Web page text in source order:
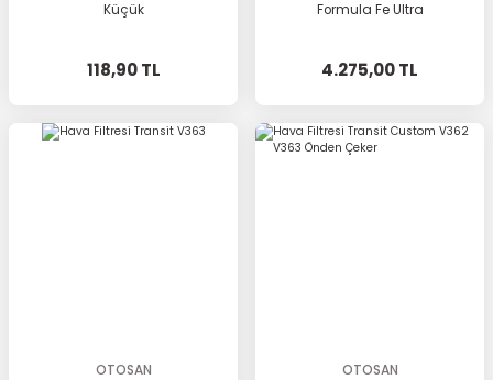
Küçük
118,90 TL
Formula Fe Ultra
4.275,00 TL
OTOSAN
OTOSAN